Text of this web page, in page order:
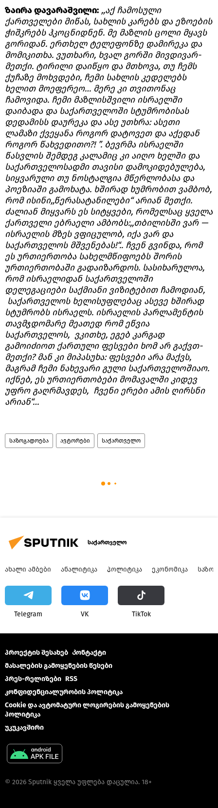
ზაირა დავარაშვილი: ,,აქ ჩამოსული
ქართველები მიწას, სახლის კარებს და ეზოების
ჭიშკრებს ჰკოცნიდნენ. მე მაზლის ცოლი მყავს
გორიდან. ერთხელ ტელეფონზე დამირეკა და
მომიკითხა. ვუთხარი, ხვალ გორში მივდივარ-
მეთქი. ტირილი დაიწყო და მთხოვა, თუ ჩემს
ქუჩაზე მოხვდები, ჩემი სახლის კედელებს
ხელით მოეფერეო… მერე კი თვითონაც
ჩამოვიდა. ჩემი მაზლისშვილი ისრაელში
დაიბადა და საქართველოში სტუმრობისას
დედამისს დაურეკა და ასე უთხრა: ასეთი
ლამაზი ქვეყანა როგორ დატოვეთ და აქედან
როგორ წახვედითო?! ”. ბევრმა ისრაელში
წასვლის შემდეგ კალამიც კი აიღო ხელში და
საქართველოსადმი თავისი დამოკიდებულება,
სიყვარული თუ ნოსტალგია მწერლობასა და
პოეზიაში გამოხატა. ხშირად ხუმრობით ვამბობ,
რომ ისინი,,წერასატანილები“ არიან მეთქი.
ძალიან მიყვარს ეს სიტყვები, რომელსაც ყველა
ქართველი ებრაელი ამბობს:,,თბილისში ვარ —
ისრაელის მზეს ვფიცულობ, იქა ვარ და
საქართველოს მშვენებას!“.. ჩვენ გვინდა, რომ
ეს ურთიერთობა სახელმწიფოებს შორის
ურთიერთობაში გადაიზარდოს. სასიხარულოა,
რომ ისრაელიდან საქართველოში
დელეგაციები საქმიანი ვიზიტებით ჩამოდიან,
საქართველოს ხელისუფლებაც ასევე ხშირად
სტუმრობს ისრაელს. ისრაელის პარლამენტის
თავმჯდომარე მეათედ რომ ეწვია
საქართველოს, ვკითხე, ეგებ კარგად
გამოიძიოთ ქართული ფესვები ხომ არ გაქვთ-
მეთქი? მან კი მიპასუხა: ფესვები არა მაქვს,
მაგრამ ჩემი ნახევარი გული საქართველოშიაო.
იქნებ, ეს ურთიერთობები მომავალში კიდევ
უფრო გაღრმავდეს, ჩვენი ერები ამის ღირსნი
არიან“…
საზოგადოება ავტორები საქართველო
საქართველო
ᲐᲮᲐᲚᲘ ᲐᲛᲑᲔᲑᲘ ᲐᲜᲐᲚᲘᲢᲘᲙᲐ ᲞᲝᲚᲘᲢᲘᲙᲐ ᲔᲙᲝᲜᲝᲛᲘᲙᲐ
Telegram VK ТikТоk
პროექტის შესახებ Კონტაქტი
მასალების გამოყენების წესები
პრეს-რელიზები RSS
კონფიდენციალურობის პოლიტიკა
Cookie და ავტომატური ლოგირების გამოყენების
პოლიტიკა
უკუკავშირი
© 2026 Sputnik ყველა უფლება დაცულია. 18+